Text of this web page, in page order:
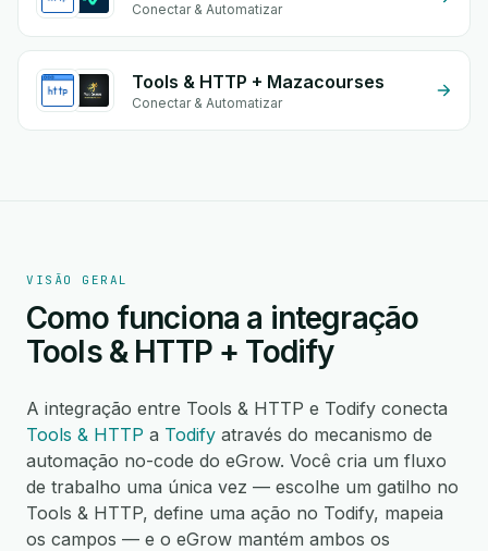
Conectar & Automatizar
Tools & HTTP + Mazacourses
Conectar & Automatizar
VISÃO GERAL
Como funciona a integração
Tools & HTTP + Todify
A integração entre Tools & HTTP e Todify conecta
Tools & HTTP a Todify através do mecanismo de
automação no-code do eGrow. Você cria um fluxo
de trabalho uma única vez — escolhe um gatilho no
Tools & HTTP, define uma ação no Todify, mapeia
os campos — e o eGrow mantém ambos os